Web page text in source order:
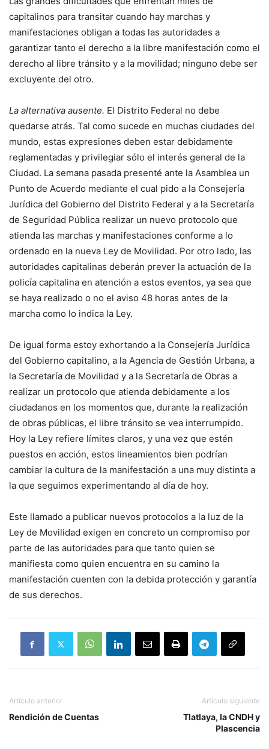
capitalinos para transitar cuando hay marchas y
manifestaciones obligan a todas las autoridades a
garantizar tanto el derecho a la libre manifestación como el
derecho al libre tránsito y a la movilidad; ninguno debe ser
excluyente del otro.
La alternativa ausente. El Distrito Federal no debe
quedarse atrás. Tal como sucede en muchas ciudades del
mundo, estas expresiones deben estar debidamente
reglamentadas y privilegiar sólo el interés general de la
Ciudad. La semana pasada presenté ante la Asamblea un
Punto de Acuerdo mediante el cual pido a la Consejería
Jurídica del Gobierno del Distrito Federal y a la Secretaría
de Seguridad Pública realizar un nuevo protocolo que
atienda las marchas y manifestaciones conforme a lo
ordenado en la nueva Ley de Movilidad. Por otro lado, las
autoridades capitalinas deberán prever la actuación de la
policía capitalina en atención a estos eventos, ya sea que
se haya realizado o no el aviso 48 horas antes de la
marcha como lo indica la Ley.
De igual forma estoy exhortando a la Consejería Jurídica
del Gobierno capitalino, a la Agencia de Gestión Urbana, a
la Secretaría de Movilidad y a la Secretaría de Obras a
realizar un protocolo que atienda debidamente a los
ciudadanos en los momentos que, durante la realización
de obras públicas, el libre tránsito se vea interrumpido.
Hoy la Ley refiere límites claros, y una vez que estén
puestos en acción, estos lineamientos bien podrían
cambiar la cultura de la manifestación a una muy distinta a
la que seguimos experimentando al día de hoy.
Este llamado a publicar nuevos protocolos a la luz de la
Ley de Movilidad exigen en concreto un compromiso por
parte de las autoridades para que tanto quien se
manifiesta como quien encuentra en su camino la
manifestación cuenten con la debida protección y garantía
de sus derechos.
Artículo anterior
Rendición de Cuentas
Artículo siguiente
Tlatlaya, la CNDH y
Plascencia